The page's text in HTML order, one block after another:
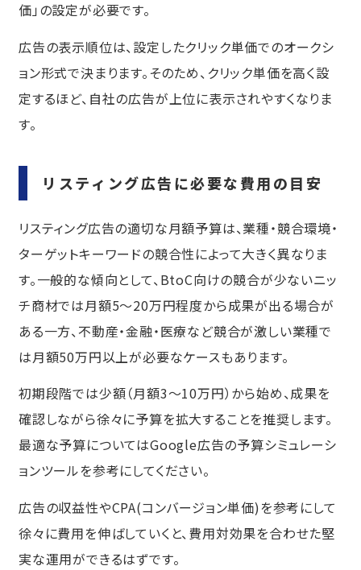
価」の設定が必要です。
広告の表示順位は、設定したクリック単価でのオークシ
ョン形式で決まります。そのため、クリック単価を高く設
定するほど、自社の広告が上位に表示されやすくなりま
す。
リスティング広告に必要な費用の目安
リスティング広告の適切な月額予算は、業種・競合環境・
ターゲットキーワードの競合性によって大きく異なりま
す。一般的な傾向として、BtoC向けの競合が少ないニッ
チ商材では月額5〜20万円程度から成果が出る場合が
ある一方、不動産・金融・医療など競合が激しい業種で
は月額50万円以上が必要なケースもあります。
初期段階では少額（月額3〜10万円）から始め、成果を
確認しながら徐々に予算を拡大することを推奨します。
最適な予算についてはGoogle広告の予算シミュレーシ
ョンツールを参考にしてください。
広告の収益性やCPA(コンバージョン単価)を参考にして
徐々に費用を伸ばしていくと、費用対効果を合わせた堅
実な運用ができるはずです。